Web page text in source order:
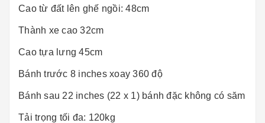
Cao từ đất lên ghế ngồi: 48cm
Thành xe cao 32cm
Cao tựa lưng 45cm
Bánh trước 8 inches xoay 360 độ
Bánh sau 22 inches (22 x 1) bánh đặc không có săm
Tải trọng tối đa: 120kg